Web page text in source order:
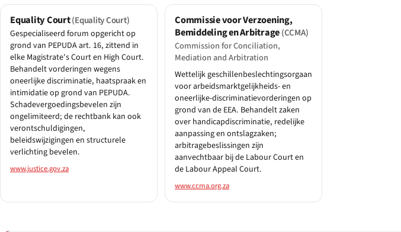
Equality Court(Equality Court)
Gespecialiseerd forum opgericht op
grond van PEPUDA art. 16, zittend in
elke Magistrate's Court en High Court.
Behandelt vorderingen wegens
oneerlijke discriminatie, haatspraak en
intimidatie op grond van PEPUDA.
Schadevergoedingsbevelen zijn
ongelimiteerd; de rechtbank kan ook
verontschuldigingen,
beleidswijzigingen en structurele
verlichting bevelen.
www.justice.gov.za
Commissie voor Verzoening,
Bemiddeling en Arbitrage(CCMA)
Commission for Conciliation,
Mediation and Arbitration
Wettelijk geschillenbeslechtingsorgaan
voor arbeidsmarktgelijkheids- en
oneerlijke-discriminatievorderingen op
grond van de EEA. Behandelt zaken
over handicapdiscriminatie, redelijke
aanpassing en ontslagzaken;
arbitragebeslissingen zijn
aanvechtbaar bij de Labour Court en
de Labour Appeal Court.
www.ccma.org.za